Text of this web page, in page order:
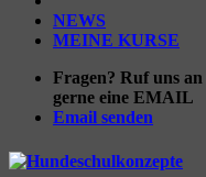
NEWS
MEINE KURSE
Fragen? Ruf uns an
gerne eine EMAIL
Email senden